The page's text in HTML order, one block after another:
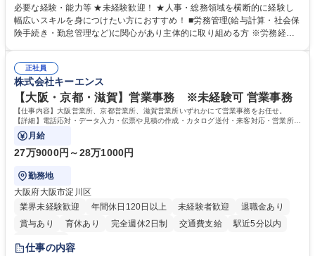
営を支えるゼネラリストをめざせます。 ・初期業務：労働時間管理、給与
計算、社会保険対応、福利厚生管理、安全衛生、健康経営推進等をお任せ
します。ご経験に応じて、休職者管理など、幅広く経験を積んでいただき
幅広く経験を積みたい意欲がある方に最適な環境です。 募集職種 【総
務・人事】未経験歓迎/日立グループ/組織運営を支えるゼネラリストを目
指す
必要な経験・能力等 ★未経験歓迎！ ★人事・総務領域を横断的に経験し
幅広いスキルを身につけたい方におすすめ！ ■労務管理(給与計算・社会保
険手続き・勤怠管理など)に関心があり主体的に取り組める方 ※労務経験
のご経験 ■労務管理（給与計算・社会保険手続き・勤怠管理など）の経験
■衛生管理者の資格をお持ちの方 学歴・資格 学歴：大学院 大学 高専 短大
専修学校 高校 語学力： 資格：
正社員
株式会社キーエンス
【大阪・京都・滋賀】営業事務 ※未経験可 営業事務
【仕事内容】大阪営業所、京都営業所、滋賀営業所いずれかにて営業事務をお任せ。
【詳細】電話応対・データ入力・伝票や見積の作成・カタログ送付・来客対応・営業所内
で発生する事務業務や業務改善をお任せ。
月給
27万9000円～28万1000円
勤務地
大阪府大阪市淀川区
業界未経験歓迎
年間休日120日以上 未経験者歓迎
退職金あり
賞与あり
育休あり 完全週休2日制 交通費支給
駅近5分以内
土日祝休み
仕事の内容